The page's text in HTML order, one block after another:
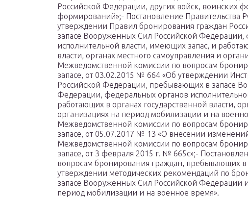
Российской Федерации, других войск, воинских
формирований»;- Постановление Правительства
утверждении Правил бронирования граждан
запасе Вооруженных Сил Российской Федерации,
исполнительной власти, имеющих запас, и
власти, органах местного самоуправления и
Межведомственной комиссии по вопросам
запасе, от 03.02.2015 № 664 «Об утверждении
Российской Федерации, пребывающих в запасе
Федерации, федеральных органов
работающих в органах государственной власти,
организациях на период мобилизации и на
Межведомственной комиссии по вопросам
запасе, от 05.07.2017 № 13 «О внесении
Межведомственной комиссии по вопросам
запасе, от 3 февраля 2015 г. № 665с»;-
вопросам бронирования граждан, пребывающих в
утверждении методических рекомендаций по
запасе Вооруженных Сил Российской Федерации
период мобилизации и на военное время».